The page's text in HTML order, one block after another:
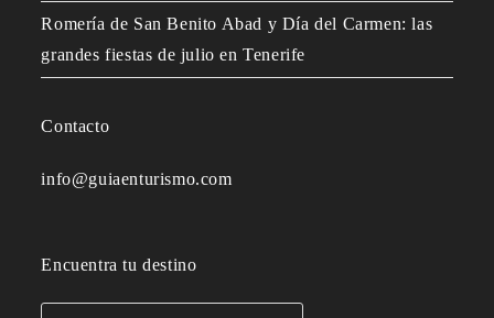
Romería de San Benito Abad y Día del Carmen: las
grandes fiestas de julio en Tenerife
Contacto
info@guiaenturismo.com
Encuentra tu destino